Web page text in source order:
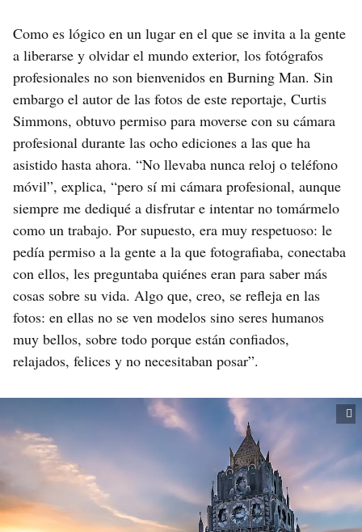
Como es lógico en un lugar en el que se invita a la gente
a liberarse y olvidar el mundo exterior, los fotógrafos
profesionales no son bienvenidos en Burning Man. Sin
embargo el autor de las fotos de este reportaje, Curtis
Simmons, obtuvo permiso para moverse con su cámara
profesional durante las ocho ediciones a las que ha
asistido hasta ahora. “No llevaba nunca reloj o teléfono
móvil”, explica, “pero sí mi cámara profesional, aunque
siempre me dediqué a disfrutar e intentar no tomármelo
como un trabajo. Por supuesto, era muy respetuoso: le
pedía permiso a la gente a la que fotografiaba, conectaba
con ellos, les preguntaba quiénes eran para saber más
cosas sobre su vida. Algo que, creo, se refleja en las
fotos: en ellas no se ven modelos sino seres humanos
muy bellos, sobre todo porque están confiados,
relajados, felices y no necesitaban posar”.